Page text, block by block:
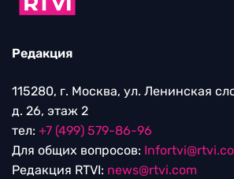
Редакция
115280, г. Москва, ул. Ленинская
д. 26, этаж 2
тел: +7 (499) 579-86-96
Для общих вопросов:
Редакция RTVI: news@rtvi.com